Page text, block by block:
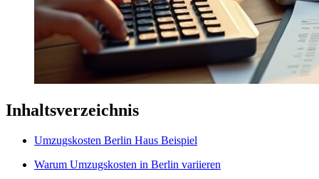
Inhaltsverzeichnis
Umzugskosten Berlin Haus Beispiel
Warum Umzugskosten in Berlin variieren